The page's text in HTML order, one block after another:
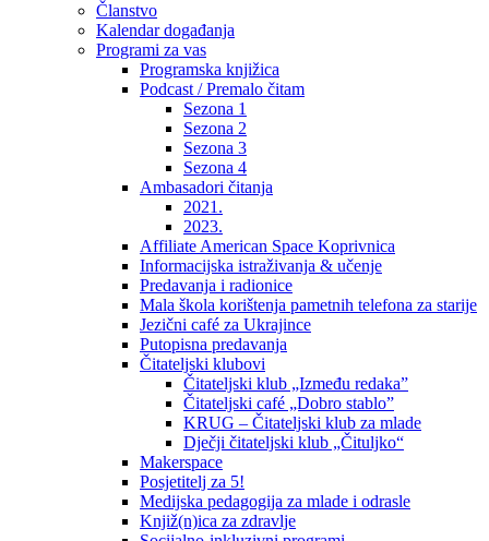
Članstvo
Kalendar događanja
Programi za vas
Programska knjižica
Podcast / Premalo čitam
Sezona 1
Sezona 2
Sezona 3
Sezona 4
Ambasadori čitanja
2021.
2023.
Affiliate American Space Koprivnica
Informacijska istraživanja & učenje
Predavanja i radionice
Mala škola korištenja pametnih telefona za starije
Jezični café za Ukrajince
Putopisna predavanja
Čitateljski klubovi
Čitateljski klub „Između redaka”
Čitateljski café „Dobro stablo”
KRUG – Čitateljski klub za mlade
Dječji čitateljski klub „Čituljko“
Makerspace
Posjetitelj za 5!
Medijska pedagogija za mlade i odrasle
Knjiž(n)ica za zdravlje